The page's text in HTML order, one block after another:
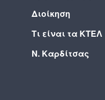
Διοίκηση
Τι είναι τα ΚΤΕΛ
Ν. Καρδίτσας